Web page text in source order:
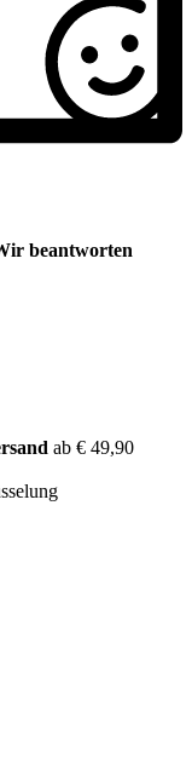
beantworten
ab € 49,90